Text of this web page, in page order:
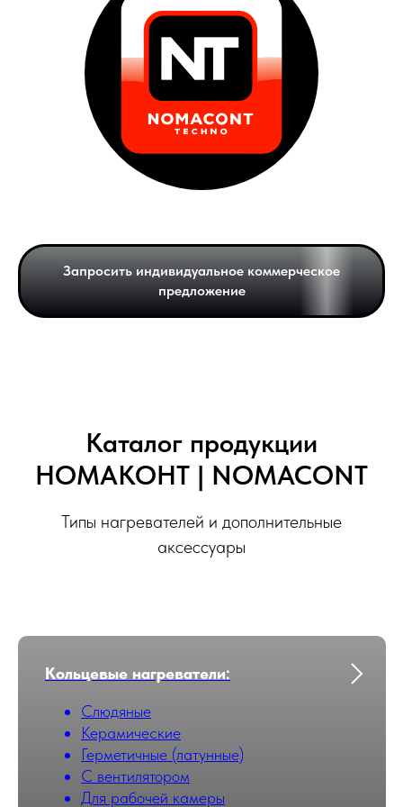
Запросить индивидуальное коммерческое
предложение
Каталог продукции
НОМАКОНТ | NOMACONT
Типы нагревателей и дополнительные
аксессуары
Кольцевые нагреватели:
Слюдяные
Керамические
Герметичные (латунные)
С вентилятором
Для рабочей камеры